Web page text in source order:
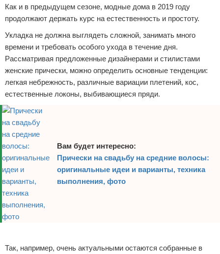
Как и в предыдущем сезоне, модные дома в 2019 году
продолжают держать курс на естественность и простоту.
Укладка не должна выглядеть сложной, занимать много
времени и требовать особого ухода в течение дня.
Рассматривая предложенные дизайнерами и стилистами
женские прически, можно определить основные тенденции:
легкая небрежность, различные вариации плетений, кос,
естественные локоны, выбивающиеся пряди.
Вам будет интересно:
Прически на свадьбу на средние волосы:
оригинальные идеи и варианты, техника
выполнения, фото
Так, например, очень актуальными остаются собранные в